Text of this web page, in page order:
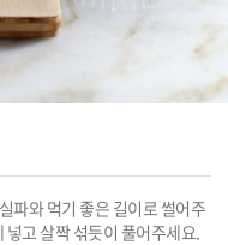
파와 먹기 좋은 길이로 썰어주
고 살짝 섞듯이 풀어주세요.